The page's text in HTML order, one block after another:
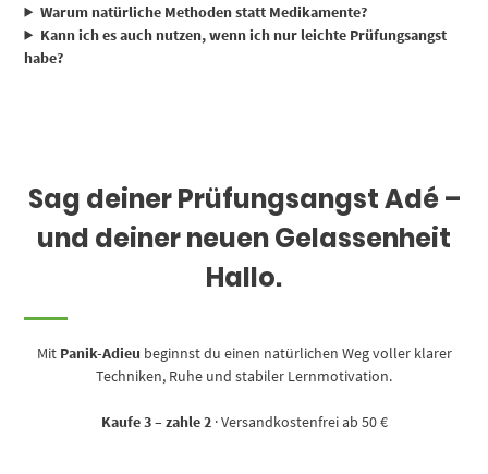
Warum natürliche Methoden statt Medikamente?
Kann ich es auch nutzen, wenn ich nur leichte Prüfungsangst
habe?
Sag deiner Prüfungsangst Adé –
und deiner neuen Gelassenheit
Hallo.
Mit Panik-Adieu beginnst du einen natürlichen Weg voller klarer
Techniken, Ruhe und stabiler Lernmotivation.
Kaufe 3 – zahle 2· Versandkostenfrei ab 50 €